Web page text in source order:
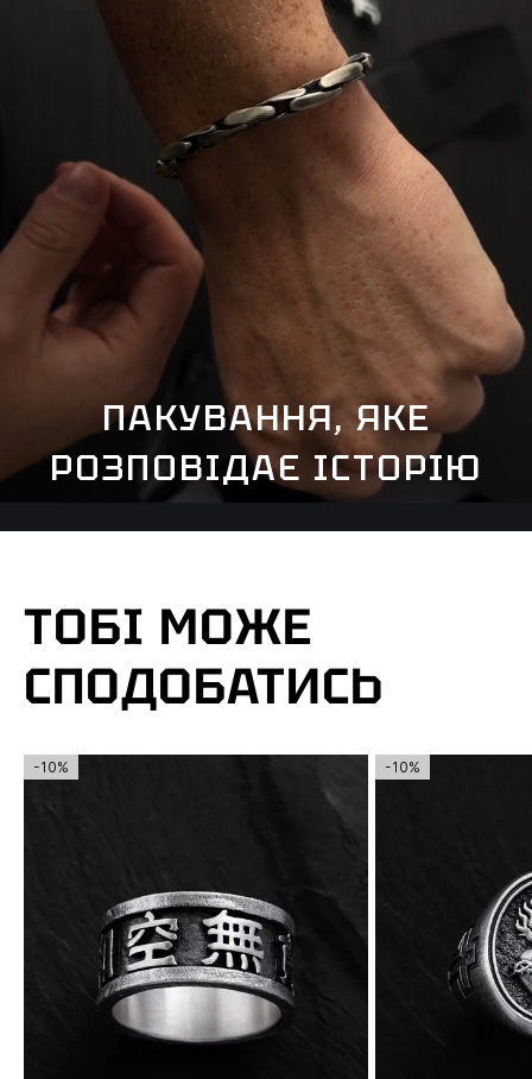
ПАКУВАННЯ, ЯКЕ
РОЗПОВІДАЄ ІСТОРІЮ
ТОБІ МОЖЕ
СПОДОБАТИСЬ
-10% -10%